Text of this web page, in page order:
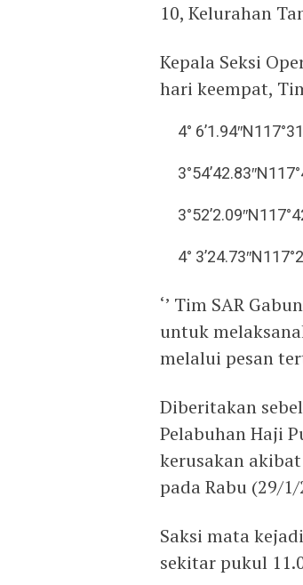
10, Kelurahan
Kepala Seksi
hari keempat,
4°
4°
‘’ Tim SAR
untuk
melalui pesan
Diberitakan
Pelabuhan Haji
kerusakan
pada Rabu (29/
Saksi mata
sekitar pukul